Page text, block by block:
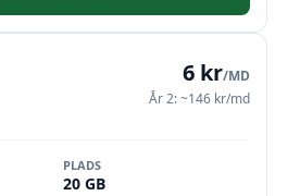
6 kr/MD
År 2: ~146 kr/md
PLADS
20 GB